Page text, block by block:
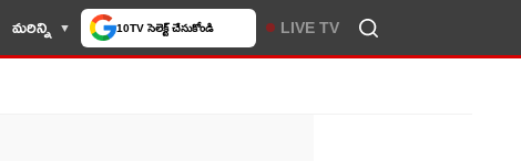
మరిన్ని 10TV సెలెక్ట్ చేసుకోండి LIVE TV